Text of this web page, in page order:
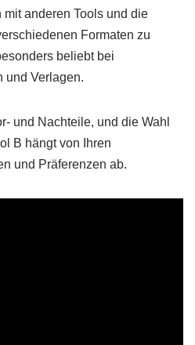
mit anderen Tools und die
Formaten zu
beliebt bei
und Verlagen.
und Nachteile, und die Wahl
B hängt von Ihren
und Präferenzen ab.